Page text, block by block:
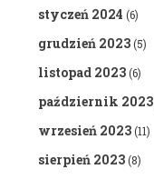
styczeń 2024 (6)
grudzień 2023(5)
listopad 2023(6)
październik 2023
wrzesień 2023(11)
sierpień 2023(8)